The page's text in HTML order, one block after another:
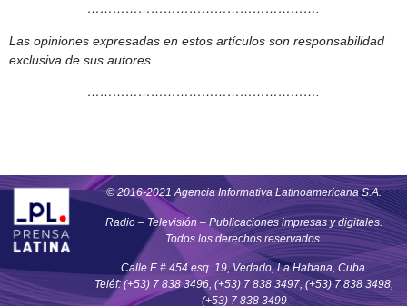
……………………………………………….
Las opiniones expresadas en estos artículos son responsabilidad
exclusiva de sus autores.
……………………………………………….
© 2016-2021 Agencia Informativa Latinoamericana S.A.
Radio – Televisión – Publicaciones impresas y digitales.
Todos los derechos reservados.
Calle E # 454 esq. 19, Vedado, La Habana, Cuba.
Teléf: (+53) 7 838 3496, (+53) 7 838 3497, (+53) 7 838 3498,
(+53) 7 838 3499